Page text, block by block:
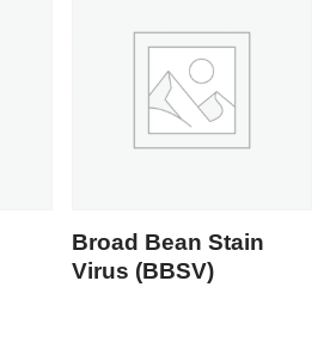
Broad Bean Stain
Virus (BBSV)